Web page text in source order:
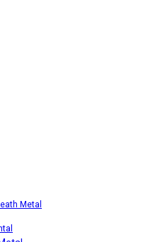
Metal